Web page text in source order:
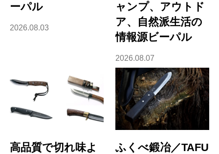
ーパル
2026.08.03
ャンプ、アウトド
ア、自然派生活の
情報源ビーパル
2026.08.07
高品質で切れ味よ ふくべ鍛冶／TAFU